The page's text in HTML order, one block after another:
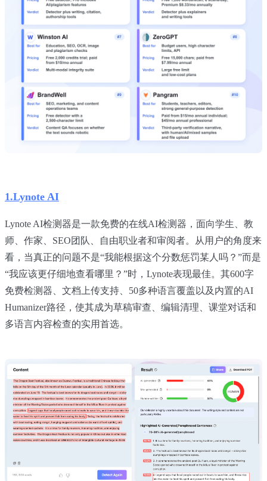
1.Lynote AI
Lynote AI检测器是一款免费的在线AI检测器，面向学生、教
师、作家、SEO团队、自由职业者和审阅者。从用户的角度来
看，当真正的问题不是“我能根据这个分数惩罚某人吗？”而是
“我应该更仔细地查看哪里？”时，Lynote表现最佳。其600字
免费检测器、文档上传支持、50多种语言覆盖以及内置的AI
Humanizer路径，使其成为草稿审查、编辑清理、课堂对话和
多语言内容检查的实用首选。